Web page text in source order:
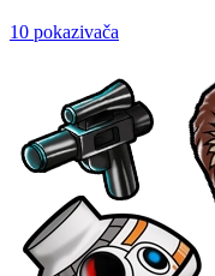
10 pokazivača